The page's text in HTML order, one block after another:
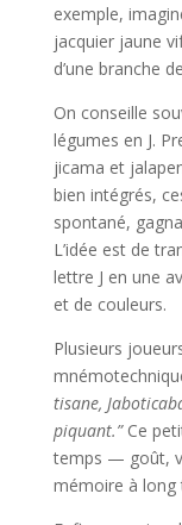
exemple,
jacquier jaune
d’une branche
On conseille
légumes en J.
jicama et
bien intégrés,
spontané,
L’idée est de
lettre J en une
et de couleurs.
Plusieurs
tisane,
piquant.”Ce
temps — goût,
mémoire à long